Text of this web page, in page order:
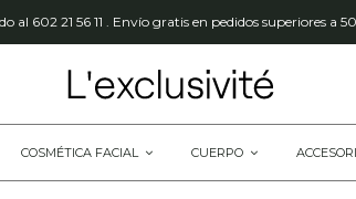
al 602 21 56 11 . Envío gratis en pedidos superiores a
COSMÉTICA FACIAL CUERPO